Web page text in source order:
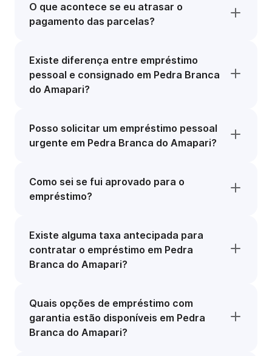
O que acontece se eu atrasar o
pagamento das parcelas?
Existe diferença entre empréstimo
pessoal e consignado em Pedra Branca
do Amapari?
Posso solicitar um empréstimo pessoal
urgente em Pedra Branca do Amapari?
Como sei se fui aprovado para o
empréstimo?
Existe alguma taxa antecipada para
contratar o empréstimo em Pedra
Branca do Amapari?
Quais opções de empréstimo com
garantia estão disponíveis em Pedra
Branca do Amapari?